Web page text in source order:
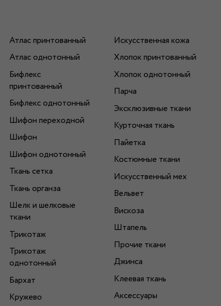
Атлас принтованный
Атлас однотонный
Бифлекс
принтованный
Бифлекс однотонный
Шифон переходной
Шифон
Шифон однотонный
Ткань сетка
Ткань органза
Шелк и шелковые
ткани
Трикотаж
Трикотаж
однотонный
Бархат
Кружево
Искусственная кожа
Хлопок принтованный
Хлопок однотонный
Парча
Эксклюзивные ткани
Курточная ткань
Пайетка
Костюмные ткани
Искусственный мех
Вельвет
Вискоза
Штапель
Прочие ткани
Джинса
Клеевая ткань
Аксессуары